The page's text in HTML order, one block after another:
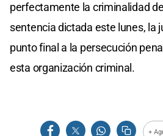
perfectamente la criminalidad
sentencia dictada este lunes, la
punto final a la persecución
esta organización criminal.
+